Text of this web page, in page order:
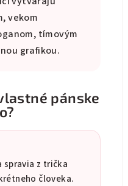
vekom
tímovým
grafikou.
pánske
z trička
človeka.